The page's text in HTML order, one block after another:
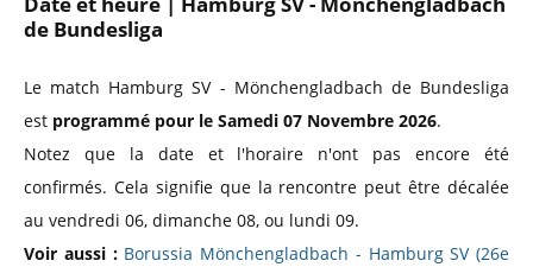
de Bundesliga
Le match Hamburg SV - Mönchengladbach de Bundesliga
est programmé pour le Samedi 07 Novembre 2026.
Notez que la date et l'horaire n'ont pas encore été
confirmés. Cela signifie que la rencontre peut être décalée
au vendredi 06, dimanche 08, ou lundi 09.
Voir aussi : Borussia Mönchengladbach - Hamburg SV (26e